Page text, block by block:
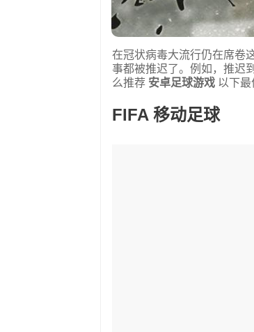
在冠状病毒大流行仍在席卷
事都被推迟了。例如，推迟
么推荐 安卓足球游戏 以下最
FIFA 移动足球